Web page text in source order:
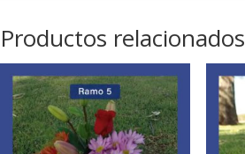
Productos relacionados